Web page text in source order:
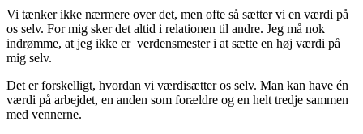
Vi tænker ikke nærmere over det, men ofte så sætter vi en værdi på
os selv. For mig sker det altid i relationen til andre. Jeg må nok
indrømme, at jeg ikke er verdensmester i at sætte en høj værdi på
mig selv.
Det er forskelligt, hvordan vi værdisætter os selv. Man kan have én
værdi på arbejdet, en anden som forældre og en helt tredje sammen
med vennerne.